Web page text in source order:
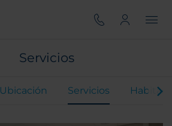
Servicios
Ubicación Servicios